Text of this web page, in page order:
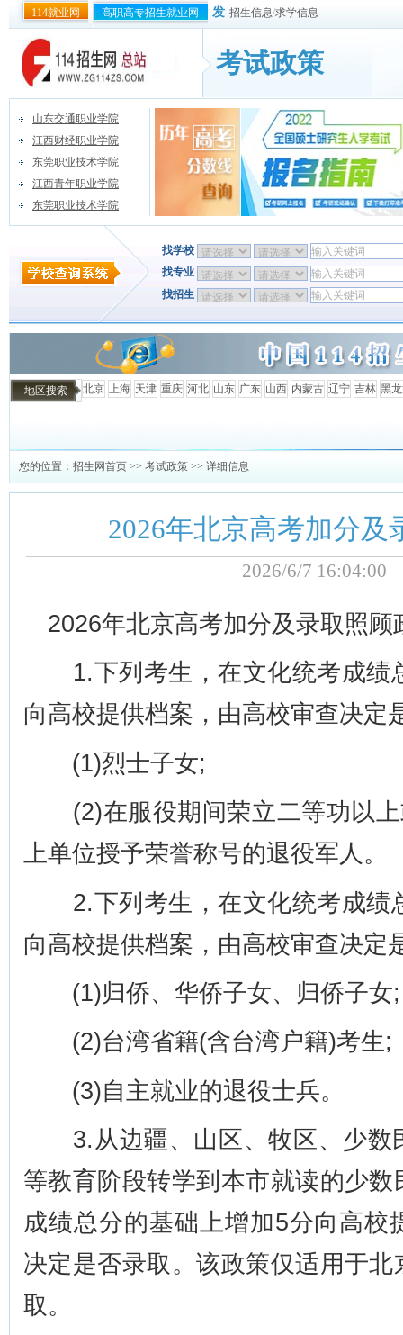
114就业网 高职高专招生就业网 发 招生信息/求学信息
考试政策
山东交通职业学院
江西财经职业学院
东莞职业技术学院
江西青年职业学院
东莞职业技术学院
找学校
找专业
找招生
地区搜索 北京 上海 天津 重庆 河北 山东 广东 山西 内蒙古 辽宁 吉林 黑
您的位置： 招生网首页 >> 考试政策 >> 详细信息
2026年北京高考加分及
2026/6/7 16:04:00
2026年北京高考加分及录取照顾
1.下列考生，在文化统考成绩
向高校提供档案，由高校审查决定
(1)烈士子女;
(2)在服役期间荣立二等功以上
上单位授予荣誉称号的退役军人。
2.下列考生，在文化统考成绩
向高校提供档案，由高校审查决定
(1)归侨、华侨子女、归侨子女;
(2)台湾省籍(含台湾户籍)考生;
(3)自主就业的退役士兵。
3.从边疆、山区、牧区、少数
等教育阶段转学到本市就读的少
成绩总分的基础上增加5分向高校
决定是否录取。该政策仅适用于
取。